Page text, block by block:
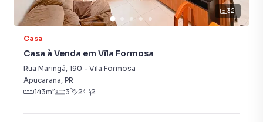
32
Casa
Casa à Venda em Vila Formosa
Rua Maringá, 190 - Vila Formosa
Apucarana, PR
143m² 3 2 2